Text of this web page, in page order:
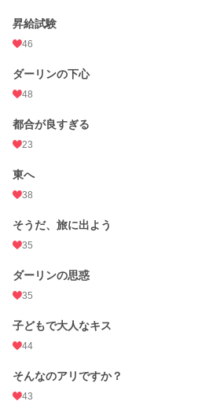
昇給試験
46
ダーリンの下心
48
都合が良すぎる
23
東へ
38
そうだ、旅に出よう
35
ダーリンの思惑
35
子どもで大人なキス
44
そんなのアリですか？
43